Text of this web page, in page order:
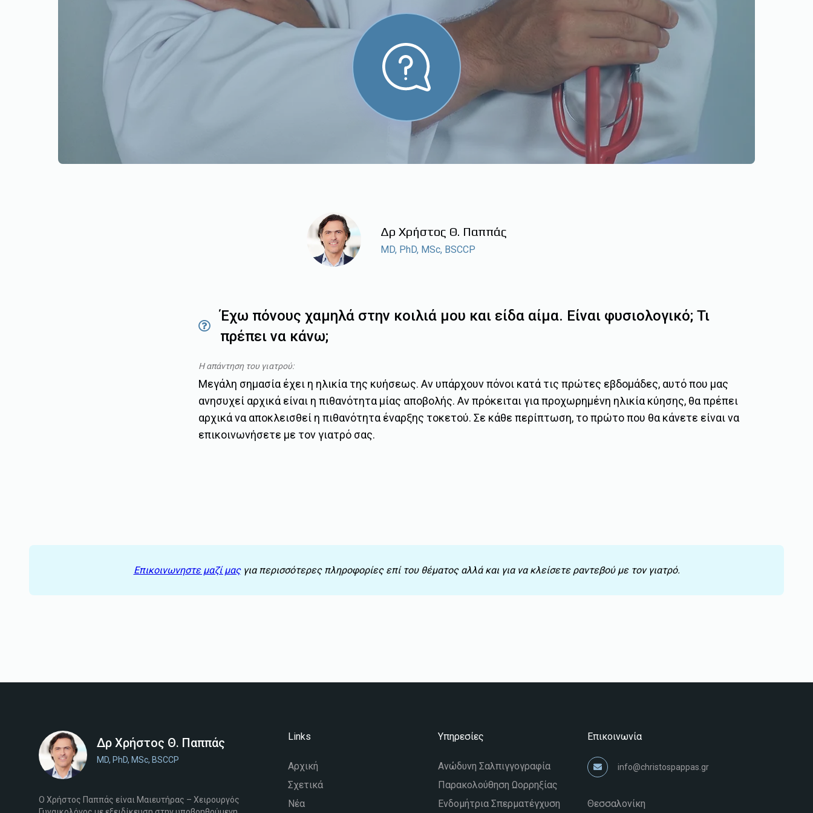
Δρ Χρήστος Θ. Παππάς
MD, PhD, MSc, BSCCP
Έχω πόνους χαμηλά στην κοιλιά μου και είδα αίμα. Είναι φυσιολογικό; Τι
πρέπει να κάνω;
Η απάντηση του γιατρού:
Μεγάλη σημασία έχει η ηλικία της κυήσεως. Αν υπάρχουν πόνοι κατά τις πρώτες εβδομάδες, αυτό που μας
ανησυχεί αρχικά είναι η πιθανότητα μίας αποβολής. Αν πρόκειται για προχωρημένη ηλικία κύησης, θα πρέπει
αρχικά να αποκλεισθεί η πιθανότητα έναρξης τοκετού. Σε κάθε περίπτωση, το πρώτο που θα κάνετε είναι να
επικοινωνήσετε με τον γιατρό σας.
Επικοινωνηστε μαζί μαςγια περισσότερες πληροφορίες επί του θέματος αλλά και για να κλείσετε ραντεβού με τον γιατρό.
Δρ Χρήστος Θ. Παππάς
MD, PhD, MSc, BSCCP
Ο Χρήστος Παππάς είναι Μαιευτήρας – Χειρουργός
Links
Αρχική
Σχετικά
Νέα
Υπηρεσίες
Ανώδυνη Σαλπιγγογραφία
Παρακολούθηση Ωορρηξίας
Ενδομήτρια Σπερματέγχυση
Επικοινωνία
info@christospappas.gr
Θεσσαλονίκη